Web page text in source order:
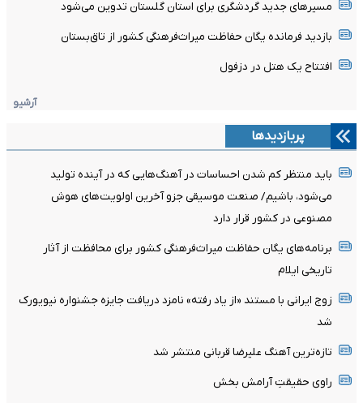
مسیرهای جدید گردشگری برای استان گلستان تدوین می‌شود
بازدید فرمانده یگان حفاظت میراث‌فرهنگی کشور از تاق‌بستان
افتتاح یک هتل در دزفول
آرشیو
پربازدیدها
باید منتظر کم شدن احساسات در آهنگ‌هایی که در آینده تولید
می‌شود، باشیم/ صنعت موسیقی جزو آخرین اولویت‌های هوش
مصنوعی در کشور قرار دارد
برنامه‌های یگان حفاظت میراث‌فرهنگی کشور برای محافظت از آثار
تاریخی ایلام
زوج ایرانی با مستند «از یاد رفته» نامزد دریافت جایزه جشنواره نیویورک
شد
تازه‌ترین آهنگ علیرضا قربانی منتشر شد
راوی حقیقتِ آرامش‌ بخش